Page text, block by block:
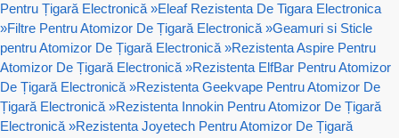
Pentru Țigară Electronică »Eleaf Rezistenta De Tigara Electronica
»Filtre Pentru Atomizor De Țigară Electronică »Geamuri si Sticle
pentru Atomizor De Țigară Electronică »Rezistenta Aspire Pentru
Atomizor De Țigară Electronică »Rezistenta ElfBar Pentru Atomizor
De Țigară Electronică »Rezistenta Geekvape Pentru Atomizor De
Țigară Electronică »Rezistenta Innokin Pentru Atomizor De Țigară
Electronică »Rezistenta Joyetech Pentru Atomizor De Țigară